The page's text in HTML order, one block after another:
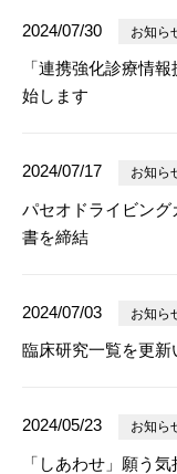
2024/07/30 お知ら
「連携強化診療情
始します
2024/07/17 お知ら
パセオドライビン
書を締結
2024/07/03 お知ら
臨床研究一覧を更新
2024/05/23 お知ら
「しあわせ」願う